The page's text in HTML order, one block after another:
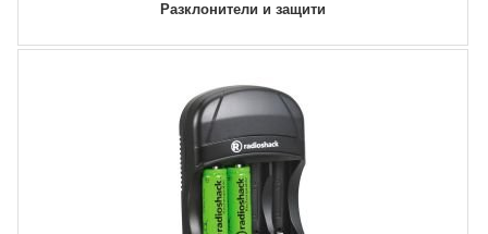
Разклонители и защити